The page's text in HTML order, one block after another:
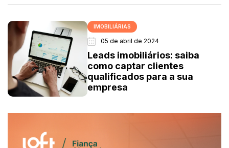
IMOBILIÁRIAS
05 de abril de 2024
Leads imobiliários: saiba
como captar clientes
qualificados para a sua
empresa